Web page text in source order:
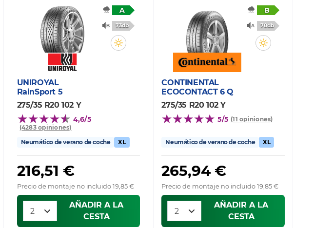
A
73db
UNIROYAL
RainSport 5
275/35 R20 102 Y
4,6/5
(4283 opiniones)
Neumático de verano de coche
XL
216,51 €
Precio de montaje no incluido 19,85 €
AÑADIR A LA
CESTA
B
70db
CONTINENTAL
ECOCONTACT 6 Q
275/35 R20 102 Y
5/5 (11 opiniones)
Neumático de verano de coche XL
265,94 €
Precio de montaje no incluido 19,85 €
AÑADIR A LA
CESTA